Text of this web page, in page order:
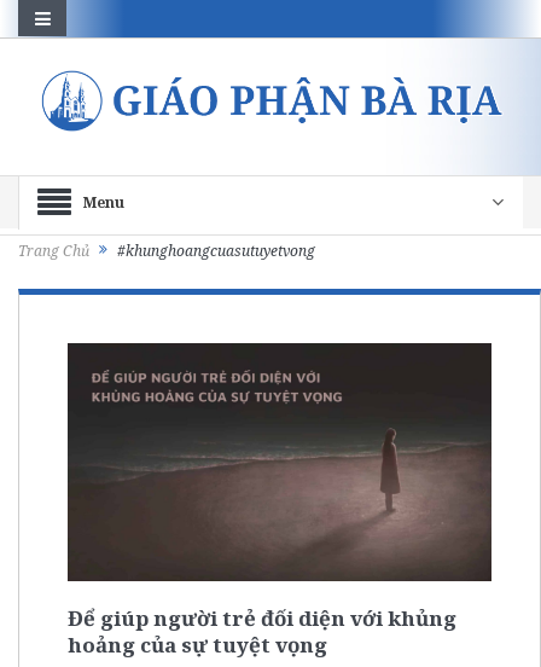
Menu
Trang Chủ #khunghoangcuasutuyetvong
Để giúp người trẻ đối diện với khủng
hoảng của sự tuyệt vọng